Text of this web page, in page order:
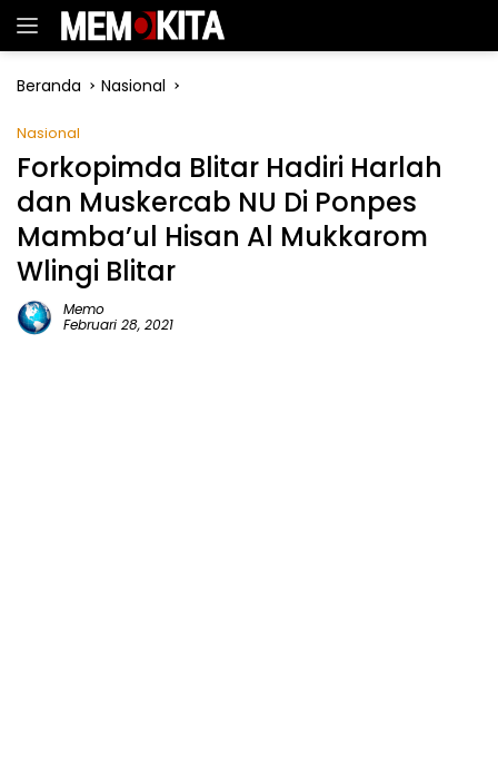
Langsung
Beranda
Nasional
Nasional
Forkopimda Blitar Hadiri Harlah
dan Muskercab NU Di Ponpes
Mamba’ul Hisan Al Mukkarom
Wlingi Blitar
Memo
Februari 28, 2021